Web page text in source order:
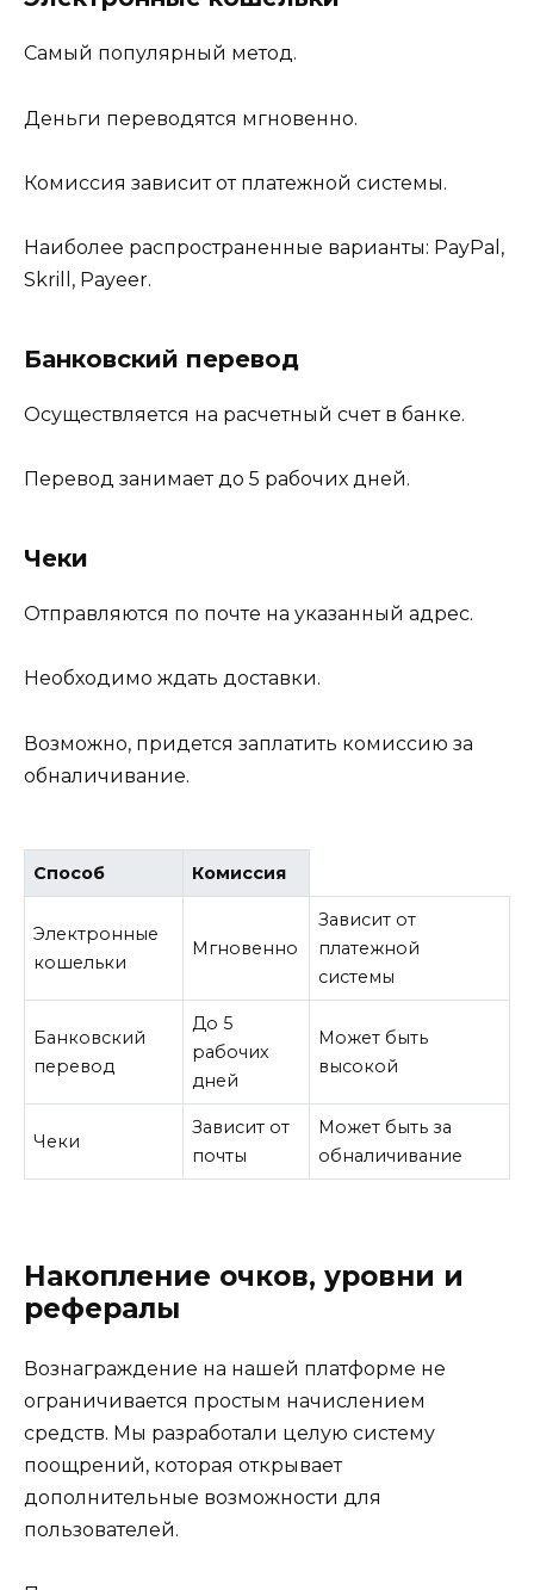
Самый популярный метод.
Деньги переводятся мгновенно.
Комиссия зависит от платежной системы.
Наиболее распространенные варианты: PayPal,
Skrill, Payeer.
Банковский перевод
Осуществляется на расчетный счет в банке.
Перевод занимает до 5 рабочих дней.
Чеки
Отправляются по почте на указанный адрес.
Необходимо ждать доставки.
Возможно, придется заплатить комиссию за
обналичивание.
Способ Комиссия
Электронные
кошельки
Мгновенно
Зависит от
платежной
системы
Банковский
перевод
До 5
рабочих
дней
Может быть
высокой
Чеки
Зависит от
почты
Может быть за
обналичивание
Накопление очков, уровни и
рефералы
Вознаграждение на нашей платформе не
ограничивается простым начислением
средств. Мы разработали целую систему
поощрений, которая открывает
дополнительные возможности для
пользователей.